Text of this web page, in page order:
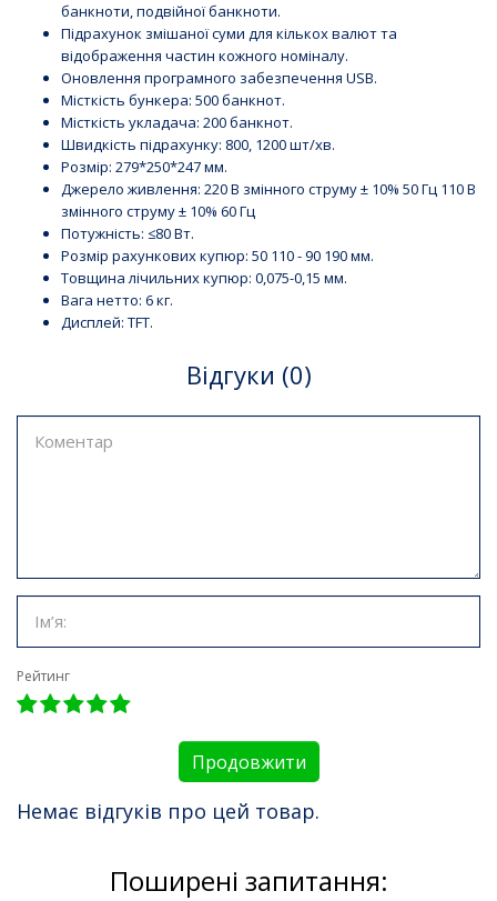
банкноти, подвійної банкноти.
Підрахунок змішаної суми для кількох валют та
відображення частин кожного номіналу.
Оновлення програмного забезпечення USB.
Місткість бункера: 500 банкнот.
Місткість укладача: 200 банкнот.
Швидкість підрахунку: 800, 1200 шт/хв.
Розмір: 279*250*247 мм.
Джерело живлення: 220 В змінного струму ± 10% 50 Гц 110 В
змінного струму ± 10% 60 Гц
Потужність: ≤80 Вт.
Розмір рахункових купюр: 50 110 - 90 190 мм.
Товщина лічильних купюр: 0,075-0,15 мм.
Вага нетто: 6 кг.
Дисплей: TFT.
Відгуки (0)
Рейтинг
Продовжити
Немає відгуків про цей товар.
Поширені запитання: